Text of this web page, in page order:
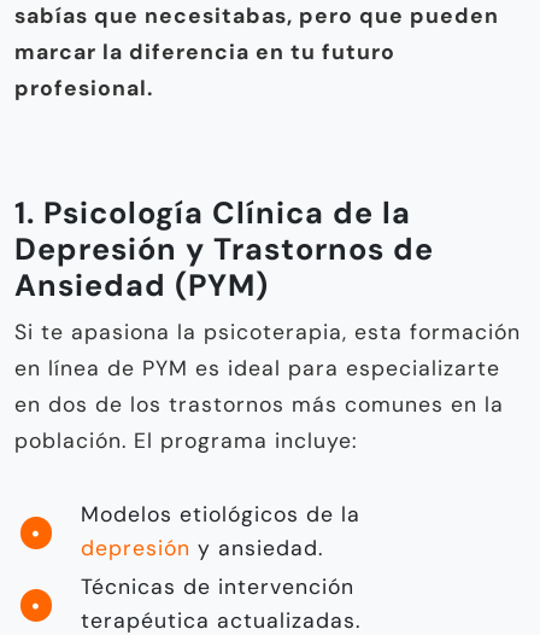
sabías que necesitabas, pero que pueden
marcar la diferencia en tu futuro
profesional.
1. Psicología Clínica de la
Depresión y Trastornos de
Ansiedad (PYM)
Si te apasiona la psicoterapia, esta formación
en línea de PYM es ideal para especializarte
en dos de los trastornos más comunes en la
población. El programa incluye:
Modelos etiológicos de la
depresión y ansiedad.
Técnicas de intervención
terapéutica actualizadas.